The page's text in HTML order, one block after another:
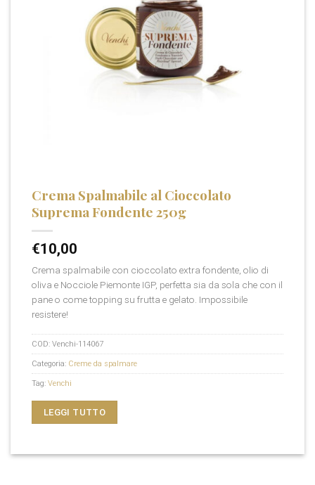
Crema Spalmabile al Cioccolato
Suprema Fondente 250g
€10,00
Crema spalmabile con cioccolato extra fondente, olio di
oliva e Nocciole Piemonte IGP, perfetta sia da sola che con il
pane o come topping su frutta e gelato. Impossibile
resistere!
COD: Venchi-114067
Categoria: Creme da spalmare
Tag: Venchi
LEGGI TUTTO